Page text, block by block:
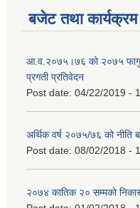
बजेट तथा कार्यक्रम
आ.व.२०७५।७६ को २०७५ फागुन
प्रगती प्रतिवेदन
Post date: 04/22/2019 -
अर्थिक वर्ष २०७५/७६ को नीति
Post date: 08/02/2018 -
२०७४ कातिक २० सम्मकाे